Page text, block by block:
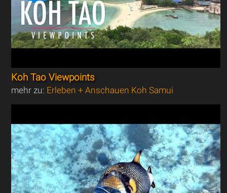
Koh Tao Viewpoints
mehr zu: Erleben + Anschauen Koh Samui